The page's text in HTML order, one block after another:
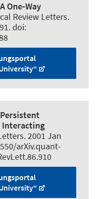
A One-Way
Review Letters.
doi:
Persistent
Interacting
. 2001 Jan
arXiv.quant-